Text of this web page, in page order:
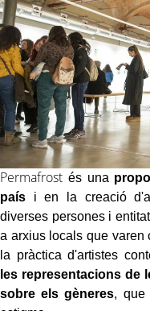
Permafrost és una
país i en la creació
diverses persones i
a arxius locals que
la pràctica d'artistes
les representacions de
sobre els gèneres, que